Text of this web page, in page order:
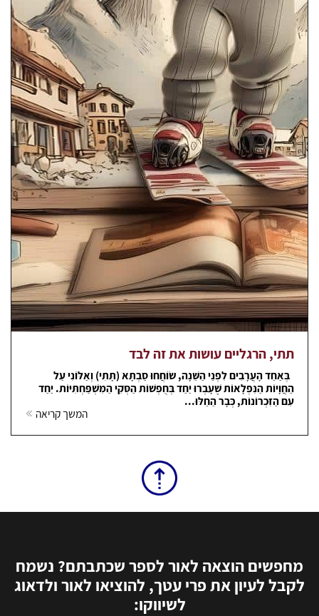
תתי, הרגליים עושות את זה לבד
בְּאַחַד הָעֲרָבִים לִפְנֵי הַשֵּׁנָה, שׂוֹחֲחוּ סַבְתָּא (תָּתִי) וְאַלּוֹנִי עַל
הַחֲוָיוֹת הַנִּפְלָאוֹת שֶׁעָבְרוּ יַחַד בְּחֻפְשׁוֹת הַסְּקִי הַמִּשְׁפַּחְתִּיּוֹת. יַחַד
עִם הַזִּכְרוֹנוֹת, כְּבָר הֵחֵלּוּ...
המשך קריאה
מחפשים הוצאה לאור לספר שכתבתם? נשמח
לקבל לעיון את פרי עטך, להוציאו לאור ולדאוג
לשיווקו: